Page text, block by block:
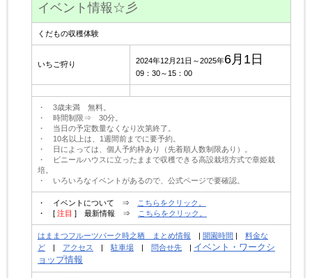
イベント情報☆彡
くだもの収穫体験
いちご狩り 2024年12月21日～2025年6月1日
09：30～15：00
・ 3歳未満 無料。
・ 時間制限⇒ 30分。
・ 当日の予定数量なくなり次第終了。
・ 10名以上は、1週間前までに要予約。
・ 日によっては、個人予約枠あり（先着順人数制限あり）。
・ ビニールハウスに立ったままで収穫できる高設栽培方式で章姫栽
培。
・ いろいろなイベントがあるので、公式ページで要確認。
・ イベントについて ⇒
こちらをクリック。
・ [注目 ] 最新情報 ⇒ こちらをクリック。
はままつフルーツパーク時之栖 まとめ情報 開園時間
料金な
ど| アクセス 駐車場| 問合せ先| イベント・ワークシ
ョップ情報